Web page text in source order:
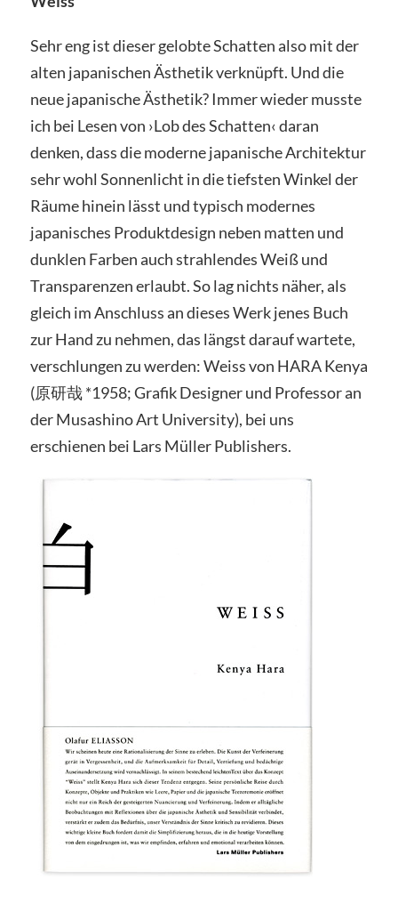
Sehr eng ist dieser gelobte Schatten also mit der
alten japanischen Ästhetik verknüpft. Und die
neue japanische Ästhetik? Immer wieder musste
ich bei Lesen von ›Lob des Schatten‹ daran
denken, dass die moderne japanische Architektur
sehr wohl Sonnenlicht in die tiefsten Winkel der
Räume hinein lässt und typisch modernes
japanisches Produktdesign neben matten und
dunklen Farben auch strahlendes Weiß und
Transparenzen erlaubt. So lag nichts näher, als
gleich im Anschluss an dieses Werk jenes Buch
zur Hand zu nehmen, das längst darauf wartete,
verschlungen zu werden: Weiss von HARA Kenya
(原研哉 *1958; Grafik Designer und Professor an
der Musashino Art University), bei uns
erschienen bei Lars Müller Publishers.